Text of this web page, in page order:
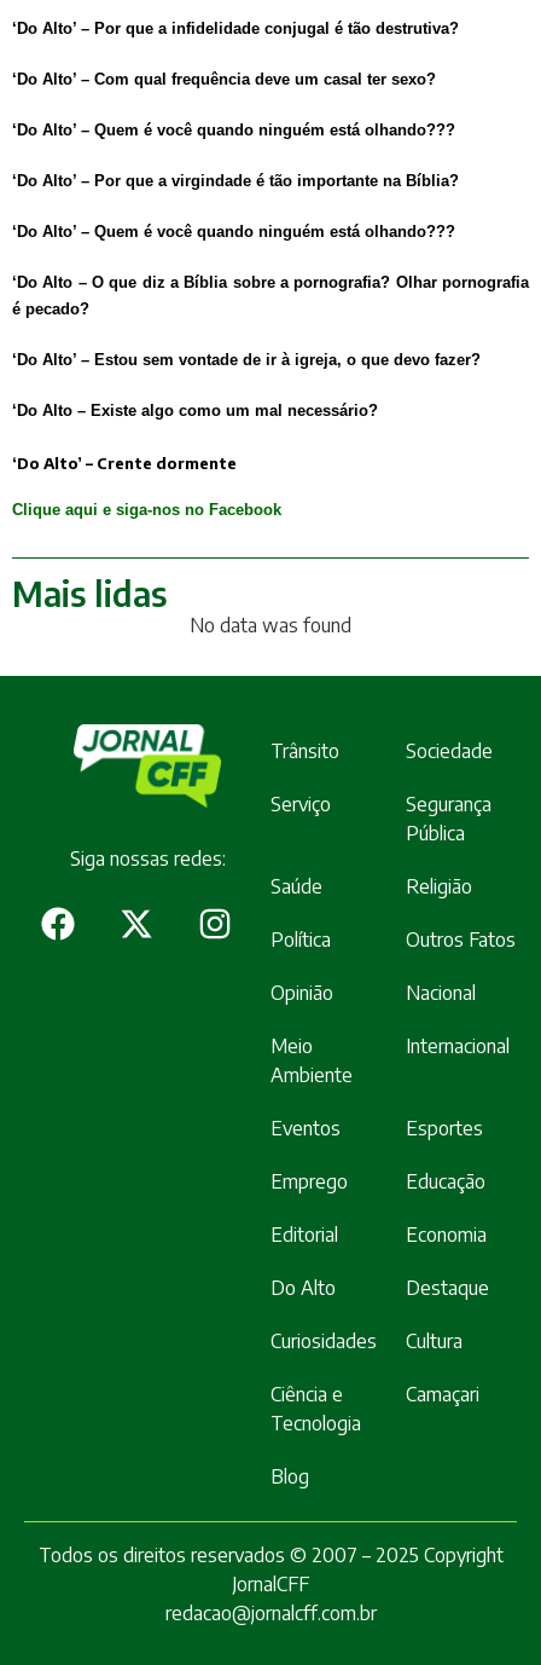
‘Do Alto’ – Por que a infidelidade conjugal é tão destrutiva?
‘Do Alto’ – Com qual frequência deve um casal ter sexo?
‘Do Alto’ – Quem é você quando ninguém está olhando???
‘Do Alto’ – Por que a virgindade é tão importante na Bíblia?
‘Do Alto’ – Quem é você quando ninguém está olhando???
‘Do Alto – O que diz a Bíblia sobre a pornografia? Olhar pornografia
é pecado?
‘Do Alto’ – Estou sem vontade de ir à igreja, o que devo fazer?
‘Do Alto – Existe algo como um mal necessário?
‘Do Alto’ – Crente dormente
Clique aqui e siga-nos no Facebook
Mais lidas
No data was found
Siga nossas redes:
Trânsito Sociedade
Serviço
Segurança
Pública
Saúde Religião
Política Outros Fatos
Opinião Nacional
Meio
Ambiente
Internacional
Eventos Esportes
Emprego Educação
Editorial Economia
Do Alto Destaque
Curiosidades Cultura
Ciência e
Tecnologia
Camaçari
Blog
Todos os direitos reservados © 2007 – 2025 Copyright
JornalCFF
redacao@jornalcff.com.br